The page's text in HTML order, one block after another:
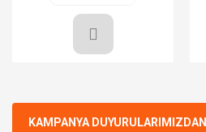
KAMPANYA